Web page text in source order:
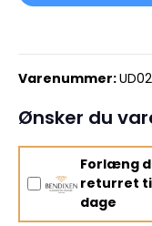
Varenummer:
Ønsker du
Forlæng
returret
dage